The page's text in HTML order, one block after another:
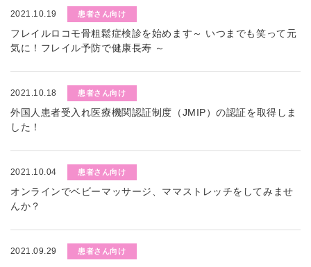
2021.10.19 患者さん向け
フレイルロコモ骨粗鬆症検診を始めます～ いつまでも笑って元
気に！フレイル予防で健康長寿 ～
2021.10.18 患者さん向け
外国人患者受入れ医療機関認証制度（JMIP）の認証を取得しま
した！
2021.10.04 患者さん向け
オンラインでベビーマッサージ、ママストレッチをしてみませ
んか？
2021.09.29 患者さん向け